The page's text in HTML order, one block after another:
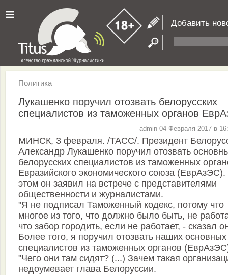
≡ Добавить
Политика
Лукашенко поручил отозвать белорусских
специалистов из таможенных органов
admin 04 Февраля 2017 в
МИНСК, 3 февраля. /ТАСС/. Президент
Александр Лукашенко поручил отозвать
белорусских специалистов из таможенных
Евразийского экономического союза
этом он заявил на встрече с представителями
общественности и журналистами.
"Я не подписал Таможенный кодекс, потому что
многое из того, что должно было быть, не
что забор городить, если не работает, - сказал
Более того, я поручил отозвать наших основных
специалистов из таможенных органов
"Чего они там сидят? (...) Зачем такая
недоумевает глава Белоруссии.